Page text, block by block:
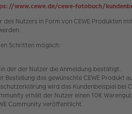
www.cewe.de/cewe-fotobuch/
Nutzers in Form von CEWE Produkten
Schritten möglich:
der der Nutzer die Anmeldung bestätigt.
das gewünschte CEWE Produkt
wird das Kundenbeispiel bei
erhält der Nutzer einen 10€
Community veröffentlicht.